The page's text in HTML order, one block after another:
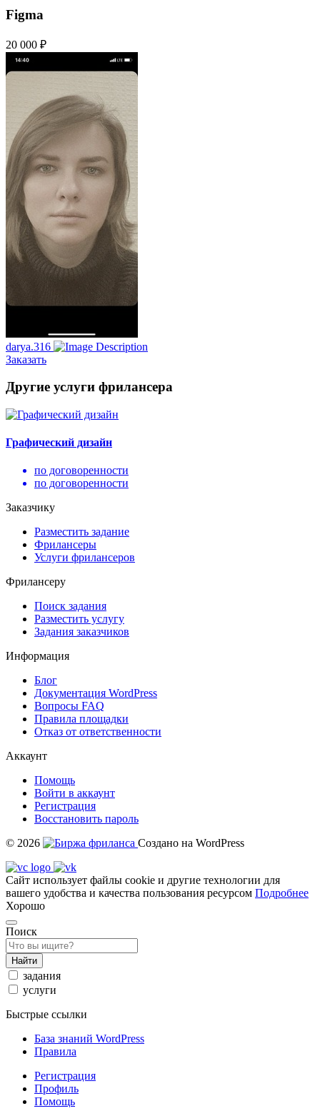
Figma
20 000 ₽
darya.316
Заказать
Другие услуги фрилансера
Графический дизайн
по договоренности
по договоренности
Заказчику
Разместить задание
Фрилансеры
Услуги фрилансеров
Фрилансеру
Поиск задания
Разместить услугу
Задания заказчиков
Информация
Блог
Документация WordPress
Вопросы FAQ
Правила площадки
Отказ от ответственности
Аккаунт
Помощь
Войти в аккаунт
Регистрация
Восстановить пароль
© 2026
Создано на WordPress
Сайт использует файлы cookie и другие технологии для
вашего удобства и качества пользования ресурсом Подробнее
Хорошо
Поиск
Найти
задания
услуги
Быстрые ссылки
База знаний WordPress
Правила
Регистрация
Профиль
Помощь